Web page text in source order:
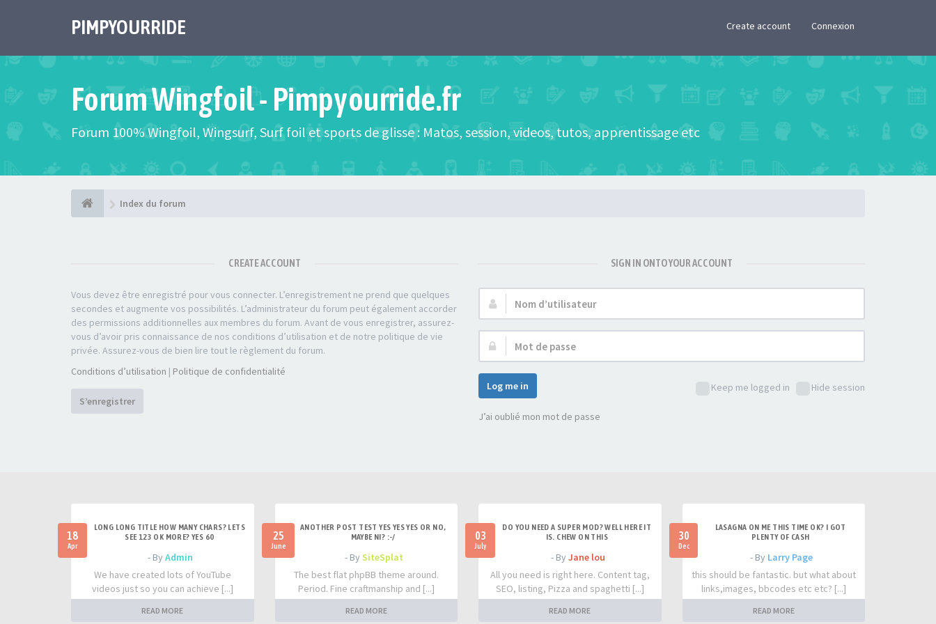
PIMPYOURRIDE Create account Connexion
Forum Wingfoil - Pimpyourride.fr
Forum 100% Wingfoil, Wingsurf, Surf foil et sports de glisse : Matos, session, videos, tutos, apprentissage etc
Index du forum
CREATE ACCOUNT
Vous devez être enregistré pour vous connecter. L’enregistrement ne prend que quelques
secondes et augmente vos possibilités. L’administrateur du forum peut également accorder
des permissions additionnelles aux membres du forum. Avant de vous enregistrer, assurez-
vous d’avoir pris connaissance de nos conditions d’utilisation et de notre politique de vie
privée. Assurez-vous de bien lire tout le règlement du forum.
Conditions d’utilisation | Politique de confidentialité
S’enregistrer
SIGN IN ONTO YOUR ACCOUNT
Nom
d’utilisateur :
Mot
de
passe :
Keep me logged in
Hide session
Log me in
J’ai oublié mon mot de passe
18
Apr
LONG LONG TITLE HOW MANY CHARS? LETS
SEE 123 OK MORE? YES 60
- ByAdmin
We have created lots of YouTube
videos just so you can achieve [...]
READ MORE
25
June
ANOTHER POST TEST YES YES YES OR NO,
MAYBE NI? :-/
- BySiteSplat
The best flat phpBB theme around.
Period. Fine craftmanship and [...]
READ MORE
03
July
DO YOU NEED A SUPER MOD? WELL HERE IT
IS. CHEW ON THIS
- By Jane lou
All you need is right here. Content tag,
SEO, listing, Pizza and spaghetti [...]
READ MORE
30
Dec
LASAGNA ON ME THIS TIME OK? I GOT
PLENTY OF CASH
- By Larry Page
this should be fantastic. but what about
links,images, bbcodes etc etc? [...]
READ MORE